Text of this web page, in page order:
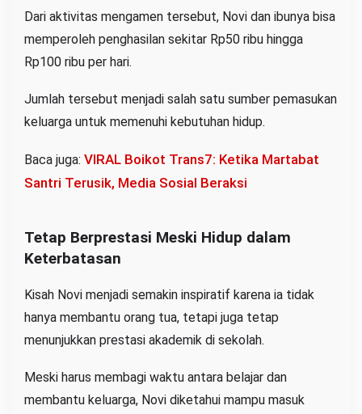
Dari aktivitas mengamen tersebut, Novi dan ibunya bisa
memperoleh penghasilan sekitar Rp50 ribu hingga
Rp100 ribu per hari.
Jumlah tersebut menjadi salah satu sumber pemasukan
keluarga untuk memenuhi kebutuhan hidup.
Baca juga: VIRAL Boikot Trans7: Ketika Martabat
Santri Terusik, Media Sosial Beraksi
Tetap Berprestasi Meski Hidup dalam
Keterbatasan
Kisah Novi menjadi semakin inspiratif karena ia tidak
hanya membantu orang tua, tetapi juga tetap
menunjukkan prestasi akademik di sekolah.
Meski harus membagi waktu antara belajar dan
membantu keluarga, Novi diketahui mampu masuk